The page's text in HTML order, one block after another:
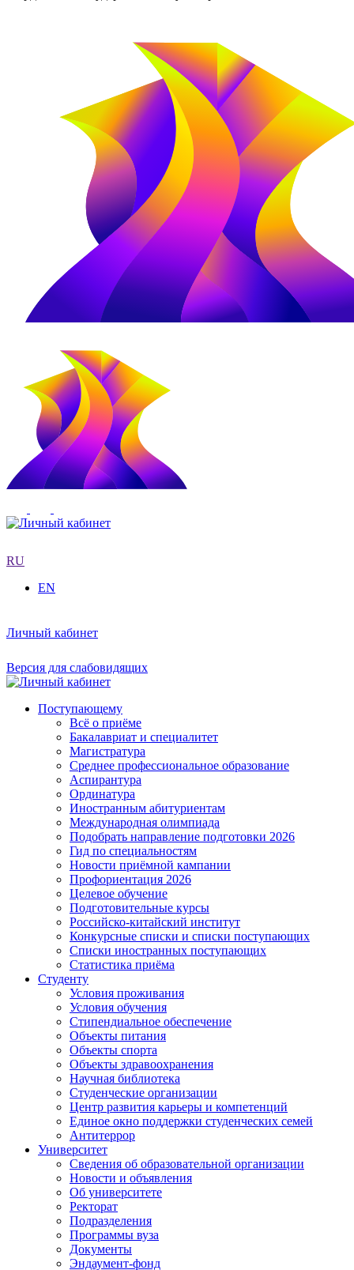
RU
EN
Личный кабинет
Версия для слабовидящих
Поступающему
Всё о приёме
Бакалавриат и специалитет
Магистратура
Среднее профессиональное образование
Аспирантура
Ординатура
Иностранным абитуриентам
Международная олимпиада
Подобрать направление подготовки 2026
Гид по специальностям
Новости приёмной кампании
Профориентация 2026
Целевое обучение
Подготовительные курсы
Российско-китайский институт
Конкурсные списки и списки поступающих
Списки иностранных поступающих
Статистика приёма
Студенту
Условия проживания
Условия обучения
Стипендиальное обеспечение
Объекты питания
Объекты спорта
Объекты здравоохранения
Научная библиотека
Студенческие организации
Центр развития карьеры и компетенций
Единое окно поддержки студенческих семей
Антитеррор
Университет
Сведения об образовательной организации
Новости и объявления
Об университете
Ректорат
Подразделения
Программы вуза
Документы
Эндаумент-фонд